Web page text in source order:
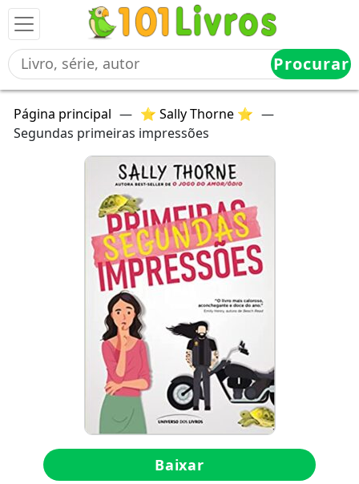
Procurar
Página principal — ⭐ Sally Thorne ⭐ —
Segundas primeiras impressões
Baixar